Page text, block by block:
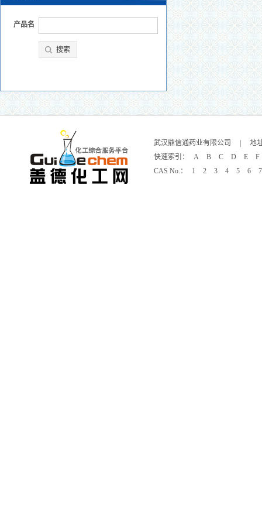
产品名
武汉鼎信通药业有限公司 |
地
快速索引：
A B C D E
F
CAS No.：
1 2 3 4 5 6 7